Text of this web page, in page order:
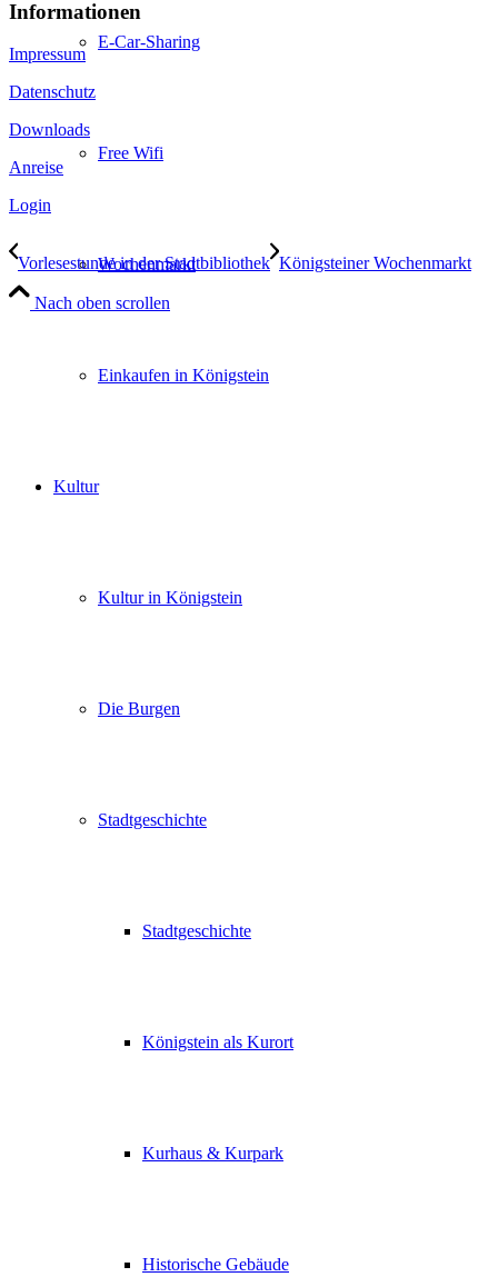
E-Car-Sharing
Free Wifi
Wochenmarkt
Einkaufen in Königstein
Kultur
Kultur in Königstein
Die Burgen
Stadtgeschichte
Stadtgeschichte
Königstein als Kurort
Kurhaus & Kurpark
Historische Gebäude
Informationen
Impressum
Datenschutz
Downloads
Anreise
Login
Vorlesestunde in der Stadtbibliothek Königsteiner Wochenmarkt
Nach oben scrollen